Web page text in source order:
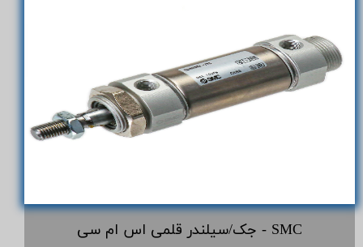
جک/سیلندر قلمی اس ام سی - SMC